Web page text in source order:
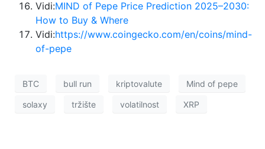
Vidi:MIND of Pepe Price Prediction 2025–2030:
How to Buy & Where
Vidi:https://www.coingecko.com/en/coins/mind-
of-pepe
BTC bull run kriptovalute Mind of pepe
solaxy tržište volatilnost XRP